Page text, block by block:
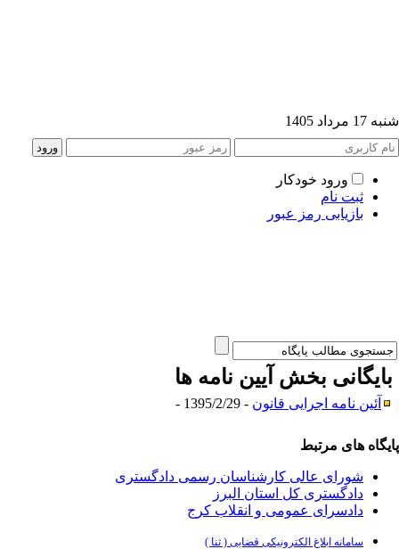
مرداد 1405
ورود خودکار
ثبت نام
بازیابی رمز عبور
بخش آیین نامه ها
آئین نامه اجرایی قانون- 1395/2/29 -
های مرتبط
شورای عالی کارشناسان رسمی دادگستری
دادگستری کل استان البرز
دادسرای عمومی و انقلاب کرج
سامانه ابلاغ الکترونیکی قضایی ( ثنا )